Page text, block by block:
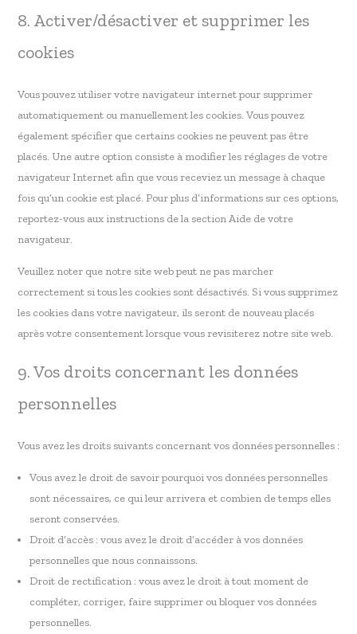
8. Activer/désactiver et supprimer les
cookies
Vous pouvez utiliser votre navigateur internet pour supprimer
automatiquement ou manuellement les cookies. Vous pouvez
également spécifier que certains cookies ne peuvent pas être
placés. Une autre option consiste à modifier les réglages de votre
navigateur Internet afin que vous receviez un message à chaque
fois qu’un cookie est placé. Pour plus d’informations sur ces options,
reportez-vous aux instructions de la section Aide de votre
navigateur.
Veuillez noter que notre site web peut ne pas marcher
correctement si tous les cookies sont désactivés. Si vous supprimez
les cookies dans votre navigateur, ils seront de nouveau placés
après votre consentement lorsque vous revisiterez notre site web.
9. Vos droits concernant les données
personnelles
Vous avez les droits suivants concernant vos données personnelles :
Vous avez le droit de savoir pourquoi vos données personnelles
sont nécessaires, ce qui leur arrivera et combien de temps elles
seront conservées.
Droit d’accès : vous avez le droit d’accéder à vos données
personnelles que nous connaissons.
Droit de rectification : vous avez le droit à tout moment de
compléter, corriger, faire supprimer ou bloquer vos données
personnelles.